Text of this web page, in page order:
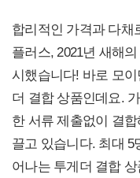
합리적인 가격과 다채
플러스, 2021년 새해
시했습니다! 바로 모
더 결합 상품인데요.
한 서류 제출없이 결
끌고 있습니다. 최대
어나는 투게더 결합